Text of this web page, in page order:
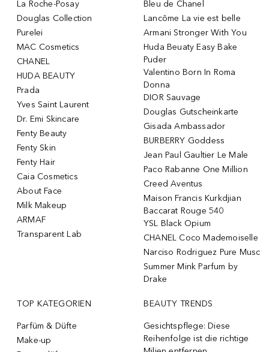
La Roche-Posay
Douglas Collection
Purelei
MAC Cosmetics
CHANEL
HUDA BEAUTY
Prada
Yves Saint Laurent
Dr. Emi Skincare
Fenty Beauty
Fenty Skin
Fenty Hair
Caia Cosmetics
About Face
Milk Makeup
ARMAF
Transparent Lab
Bleu de Chanel
Lancôme La vie est belle
Armani Stronger With You
Huda Beuaty Easy Bake
Puder
Valentino Born In Roma
Donna
DIOR Sauvage
Douglas Gutscheinkarte
Gisada Ambassador
BURBERRY Goddess
Jean Paul Gaultier Le Male
Paco Rabanne One Million
Creed Aventus
Maison Francis Kurkdjian
Baccarat Rouge 540
YSL Black Opium
CHANEL Coco Mademoiselle
Narciso Rodriguez Pure Musc
Summer Mink Parfum by
Drake
TOP KATEGORIEN
Parfüm & Düfte
Make-up
BEAUTY TRENDS
Gesichtspflege: Diese
Reihenfolge ist die richtige